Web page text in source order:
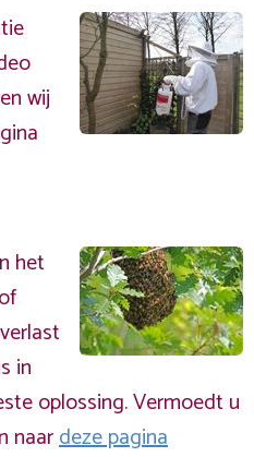
wij
het
in
oplossing. Vermoedt u
naardeze pagina